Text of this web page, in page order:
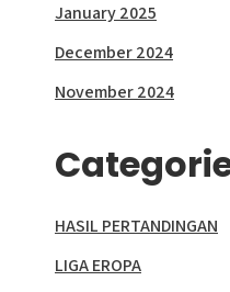
January 2025
December 2024
November 2024
HASIL PERTANDINGAN
LIGA EROPA